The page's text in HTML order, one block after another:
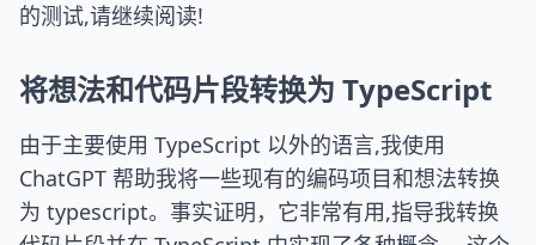
的测试,请继续阅读!
将想法和代码片段转换为 TypeScript
由于主要使用 TypeScript 以外的语言,我使用
ChatGPT 帮助我将一些现有的编码项目和想法转换
为 typescript。事实证明，它非常有用,指导我转换